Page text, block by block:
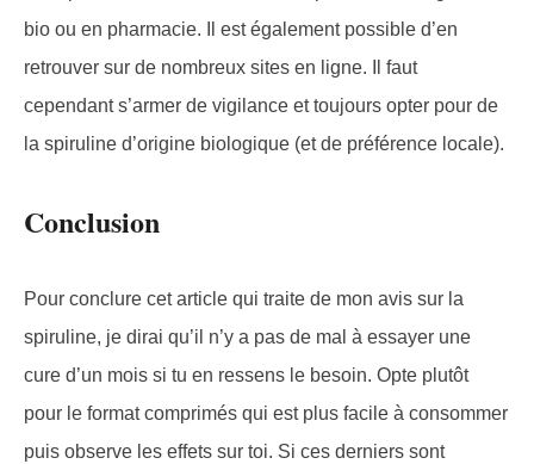
bio ou en pharmacie. Il est également possible d’en
retrouver sur de nombreux sites en ligne. Il faut
cependant s’armer de vigilance et toujours opter pour de
la spiruline d’origine biologique (et de préférence locale).
Conclusion
Pour conclure cet article qui traite de mon avis sur la
spiruline, je dirai qu’il n’y a pas de mal à essayer une
cure d’un mois si tu en ressens le besoin. Opte plutôt
pour le format comprimés qui est plus facile à consommer
puis observe les effets sur toi. Si ces derniers sont